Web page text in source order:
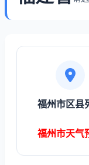
福州市区县
福州市天气